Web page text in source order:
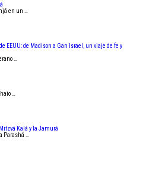
en un …
EEUU: de Madison a Gan Israel, un viaje de fe y
…
…
Kalá y la Jamurá
…